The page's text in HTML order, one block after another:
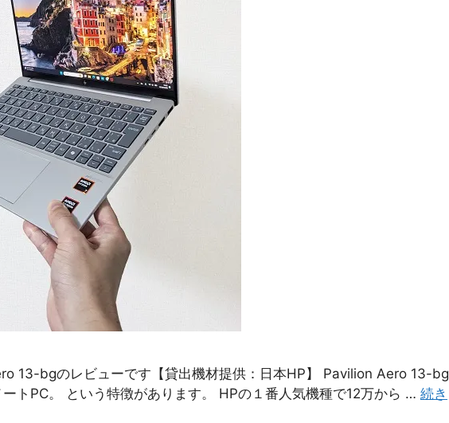
13-bgのレビューです【貸出機材提供：日本HP】 Pavilion Aero 13-bg
トPC。 という特徴があります。 HPの１番人気機種で12万から … 続き